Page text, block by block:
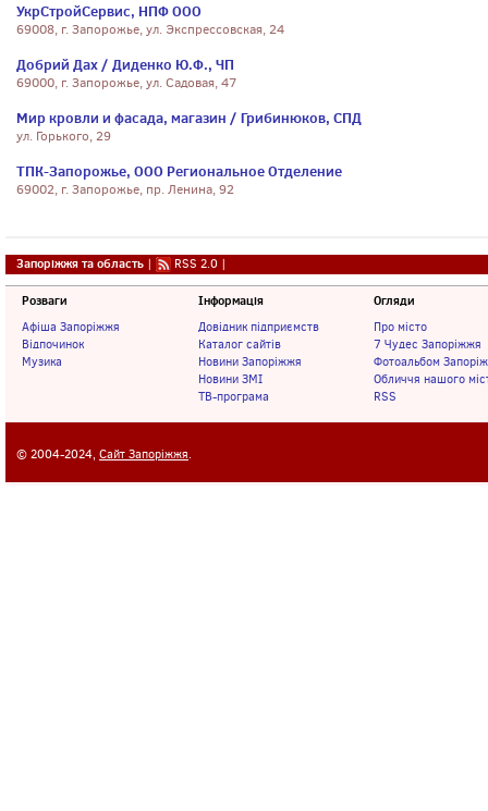
УкрСтройСервис, НПФ ООО
69008, г. Запорожье, ул. Экспрессовская, 24
Добрий Дах / Диденко Ю.Ф., ЧП
69000, г. Запорожье, ул. Садовая, 47
Мир кровли и фасада, магазин / Грибинюков, СПД
ул. Горького, 29
ТПК-Запорожье, ООО Региональное Отделение
69002, г. Запорожье, пр. Ленина, 92
Запоріжжя та область | RSS 2.0 |
Розваги
Афіша Запоріжжя
Відпочинок
Музика
Інформація
Довідник підприємств
Каталог сайтів
Новини Запоріжжя
Новини ЗМІ
ТВ-програма
Огляди
Про місто
7 Чудес Запоріжжя
Фотоальбом
Обличчя нашого
RSS
© 2004-2024, Сайт Запоріжжя.